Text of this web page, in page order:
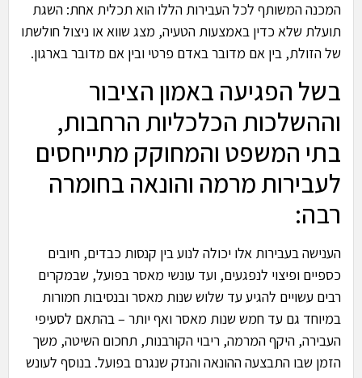
המכנה המשותף לכל העבירות הללו הוא תכלית אחת: השגת
תועלת שלא כדין באמצעות הטעיה, מצג שווא או ניצול חולשתו
של הזולת, בין אם מדובר באדם פרטי ובין אם מדובר בארגון.
בשל הפגיעה באמון הציבור
וההשלכות הכלכליות הרחבות,
בתי המשפט והמחוקק מתייחסים
לעבירות מרמה והונאה בחומרה
רבה:
הענישה בעבירות אלו יכולה לנוע בין קנסות כבדים, חיובים
כספיים ופיצוי לנפגעים, ועד עונשי מאסר בפועל, שבמקרים
רבים עשויים להגיע עד שלוש שנות מאסר ובנסיבות חמורות
במיוחד גם עד חמש שנות מאסר ואף יותר – בהתאם לסעיפי
העבירה, היקף המרמה, ריבוי הקורבנות, תחכום השיטה, משך
הזמן שבו התבצעה ההונאה והנזק שנגרם בפועל. בנוסף לעונש